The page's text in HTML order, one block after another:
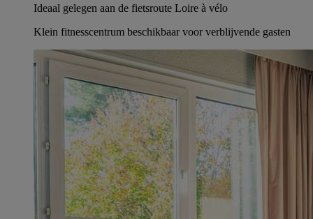
Ideaal gelegen aan de fietsroute Loire à vélo
Klein fitnesscentrum beschikbaar voor verblijvende gasten